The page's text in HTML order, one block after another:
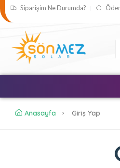
Siparişim Ne Durumda?
Anasayfa Giriş Yap